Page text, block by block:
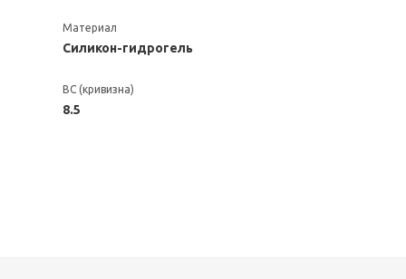
Материал
Силикон-гидрогель
BC (кривизна)
8.5